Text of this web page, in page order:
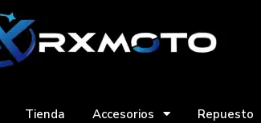
Tienda Accesorios Repuesto